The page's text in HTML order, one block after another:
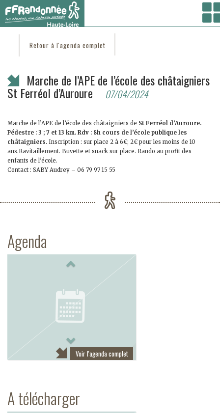
Vous êtes ici :Accueil/C'est d'actu
/ Marche de l’APE de l’école des châtaigniers St
Ferréol d’Auroure
Retour à l'agenda complet
Marche de l’APE de l’école des châtaigniers
St Ferréol d’Auroure 07/04/2024
Marche de l’APE de l’école des châtaigniers de St Ferréol d’Auroure.
Pédestre : 3 ; 7 et 13 km. Rdv : 8h cours de l’école publique les
châtaigniers. Inscription : sur place 2 à 6€; 2€ pour les moins de 10
ans.Ravitaillement. Buvette et snack sur place. Rando au profit des
enfants de l’école.
Contact : SABY Audrey – 06 79 97 15 55
Agenda
Voir l'agenda complet
A télécharger